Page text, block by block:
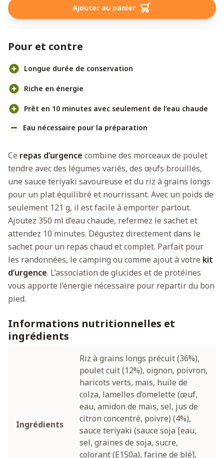
Ajouter au panier
Pour et contre
Longue durée de conservation
Riche en énergie
Prêt en 10 minutes avec seulement de l’eau chaude
Eau nécessaire pour la préparation
Ce repas d’urgence combine des morceaux de poulet
tendre avec des légumes variés, des œufs brouillés,
une sauce teriyaki savoureuse et du riz à grains longs
pour un plat équilibré et nourrissant. Avec un poids de
seulement 121 g, il est facile à emporter partout.
Ajoutez 350 ml d’eau chaude, refermez le sachet et
attendez 10 minutes. Dégustez directement dans le
sachet pour un repas chaud et complet. Parfait pour
les randonnées, le camping ou comme ajout à votre kit
d’urgence. L’association de glucides et de protéines
vous apporte l’énergie nécessaire pour repartir du bon
pied.
Informations nutritionnelles et
ingrédients
Ingrédients
Riz à grains longs précuit (36%),
poulet cuit (12%), oignon, poivron,
haricots verts, maïs, huile de
colza, lamelles d’omelette (œuf,
eau, amidon de maïs, sel, jus de
citron concentré, poivre) (4%),
sauce teriyaki (sauce soja [eau,
sel, graines de soja, sucre,
colorant (E150a), farine de blé],